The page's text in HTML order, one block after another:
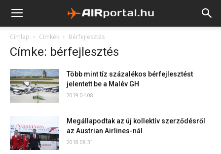
Címlap Címkék Bérfejlesztés
Címke: bérfejlesztés
Több mint tíz százalékos bérfejlesztést
jelentett be a Malév GH
2019.04.08.
Megállapodtak az új kollektív szerződésről
az Austrian Airlines-nál
2018.08.31.